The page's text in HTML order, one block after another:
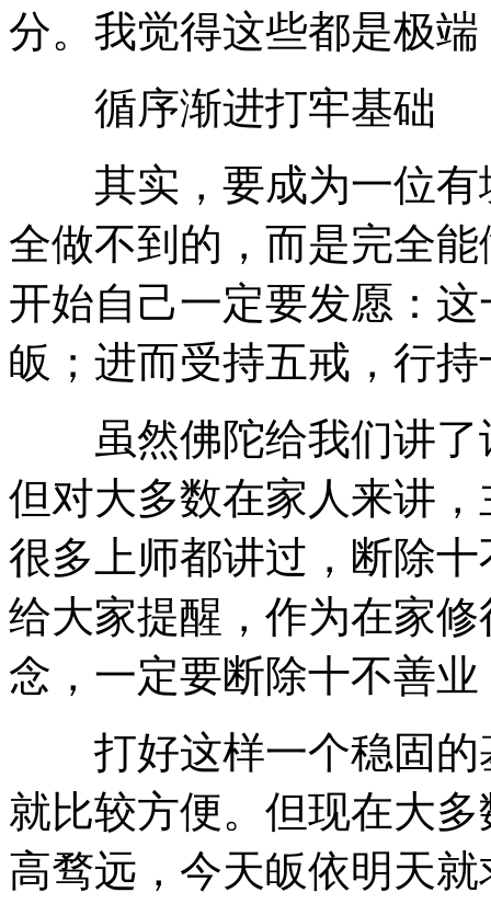
分。我觉得这些都是极
循序渐进打牢基础
其实，要成为一位有
全做不到的，而是完全
开始自己一定要发愿：
皈；进而受持五戒，行持
虽然佛陀给我们讲了
但对大多数在家人来讲
很多上师都讲过，断除
给大家提醒，作为在家
念，一定要断除十不善
打好这样一个稳固的
就比较方便。但现在大
高骛远，今天皈依明天